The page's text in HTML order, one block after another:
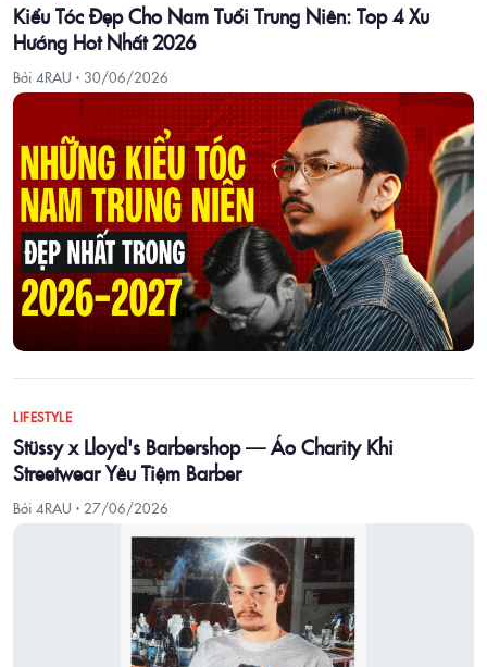
Kiểu Tóc Đẹp Cho Nam Tuổi Trung Niên: Top 4 Xu
Hướng Hot Nhất 2026
Bởi 4RAU · 30/06/2026
LIFESTYLE
Stüssy x Lloyd's Barbershop — Áo Charity Khi
Streetwear Yêu Tiệm Barber
Bởi 4RAU · 27/06/2026